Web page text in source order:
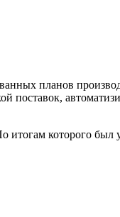
планов
поставок,
которого был